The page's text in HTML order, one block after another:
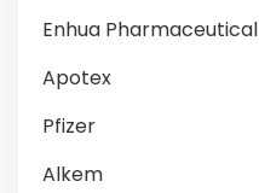
Enhua Pharmaceutical
Apotex
Pfizer
Alkem